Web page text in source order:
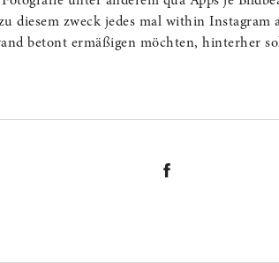
diesem zweck jedes mal within
betont ermäßigen möchten, hinterher